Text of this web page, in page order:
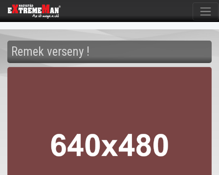
Remek verseny !